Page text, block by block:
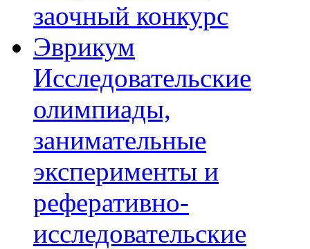
заочный конкурс
Эврикум
Исследовательские
олимпиады,
занимательные
эксперименты и
реферативно-
исследовательские